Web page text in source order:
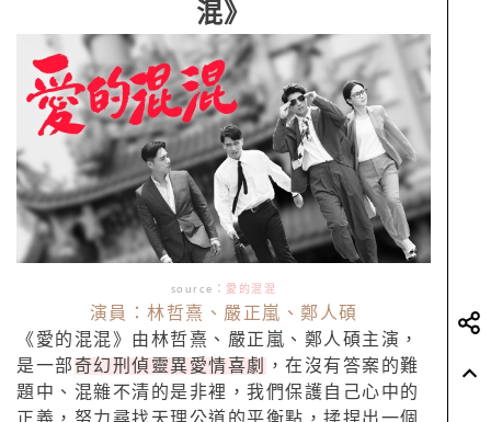
混》
source： 愛的混混
演員：林哲熹、嚴正嵐、鄭人碩
《愛的混混》由林哲熹、嚴正嵐、鄭人碩主演，
是一部奇幻刑偵靈異愛情喜劇
，在沒有答案的難
題中、混雜不清的是非裡，我們保護自己心中的
正義，努力尋找天理公道的平衡點，揉捏出一個